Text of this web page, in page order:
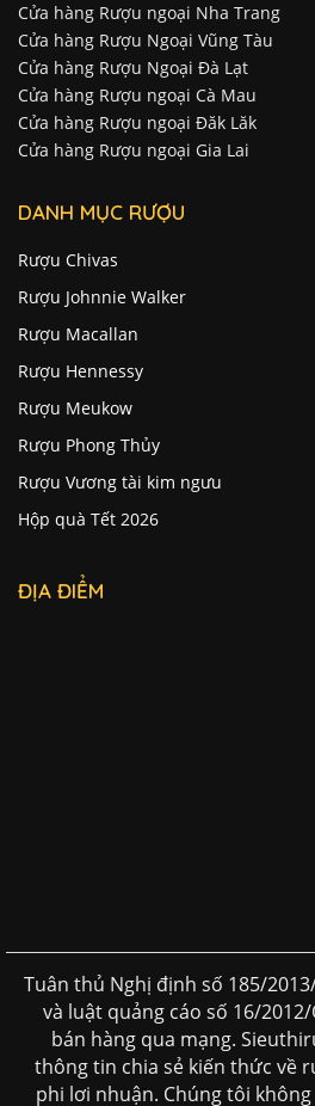
Cửa hàng Rượu ngoại Nha Trang
Cửa hàng Rượu Ngoại Vũng Tàu
Cửa hàng Rượu Ngoại Đà Lạt
Cửa hàng Rượu ngoại Cà Mau
Cửa hàng Rượu ngoại Đăk Lăk
Cửa hàng Rượu ngoại Gia Lai
DANH MỤC RƯỢU
Rượu Chivas
Rượu Johnnie Walker
Rượu Macallan
Rượu Hennessy
Rượu Meukow
Rượu Phong Thủy
Rượu Vương tài kim ngưu
Hộp quà Tết 2026
ĐỊA ĐIỂM
Tuân thủ Nghị định số 185/
và luật quảng cáo số 16/
bán hàng qua mạng.
thông tin chia sẻ kiến thức về
phi lơi nhuận. Chúng tôi